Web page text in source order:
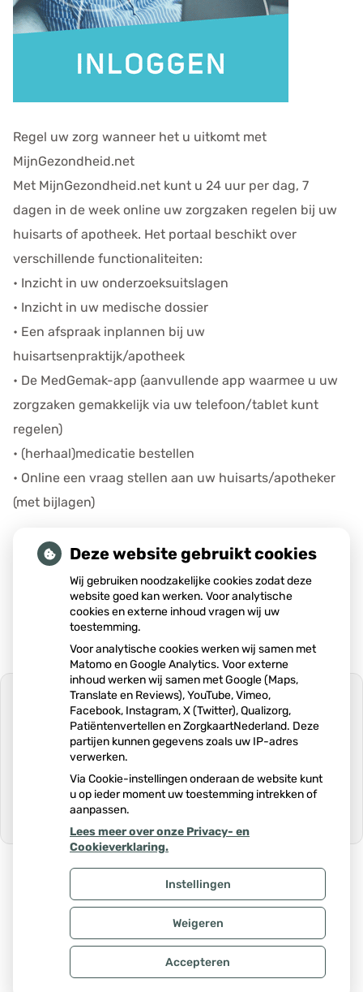
Regel uw zorg wanneer het u uitkomt met
MijnGezondheid.net
Met MijnGezondheid.net kunt u 24 uur per dag, 7
dagen in de week online uw zorgzaken regelen bij uw
huisarts of apotheek. Het portaal beschikt over
verschillende functionaliteiten:
• Inzicht in uw onderzoeksuitslagen
• Inzicht in uw medische dossier
• Een afspraak inplannen bij uw
huisartsenpraktijk/apotheek
• De MedGemak-app (aanvullende app waarmee u uw
zorgzaken gemakkelijk via uw telefoon/tablet kunt
regelen)
• (herhaal)medicatie bestellen
• Online een vraag stellen aan uw huisarts/apotheker
(met bijlagen)
HULP BIJ HET INLOGGEN
U heeft geen toestemming gegeven
voorexterne inhoud
te zien.
Cookie-instellingen wijzigen
Uw Zorg Online|Beheer
Cookie-instellingen
het
van
de
Deze website gebruikt cookies
Wij gebruiken noodzakelijke cookies zodat deze
website goed kan werken. Voor analytische
cookies en externe inhoud vragen wij uw
toestemming.
Voor analytische cookies werken wij samen met
Matomo en Google Analytics. Voor externe
inhoud werken wij samen met Google (Maps,
Translate en Reviews), YouTube, Vimeo,
Facebook, Instagram, X (Twitter), Qualizorg,
Patiëntenvertellen en ZorgkaartNederland. Deze
partijen kunnen gegevens zoals uw IP-adres
verwerken.
Via Cookie-instellingen onderaan de website kunt
u op ieder moment uw toestemming intrekken of
aanpassen.
Lees meer over onze Privacy- en
Cookieverklaring.
Instellingen
Weigeren
Accepteren